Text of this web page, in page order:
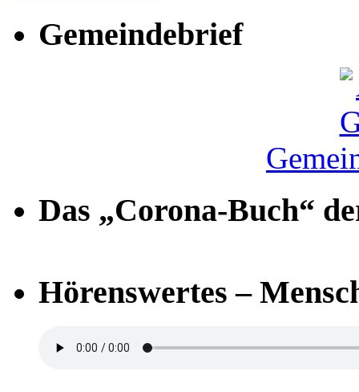
Gemeindebrief
Das „Corona-Buch“
Hörenswertes –